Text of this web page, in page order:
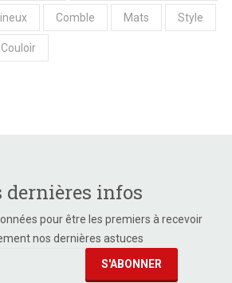
Comble Mats Style
Couloir
dernières infos
pour être les premiers à recevoir
nos dernières astuces